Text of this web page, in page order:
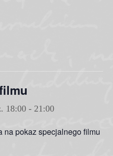
18:00 - 21:00
na pokaz specjalnego filmu